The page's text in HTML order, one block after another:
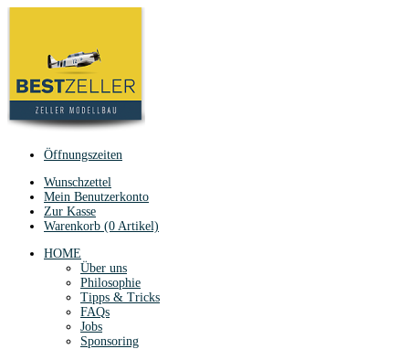
Öffnungszeiten
Wunschzettel
Mein Benutzerkonto
Zur Kasse
Warenkorb (0 Artikel)
HOME
Über uns
Philosophie
Tipps & Tricks
FAQs
Jobs
Sponsoring